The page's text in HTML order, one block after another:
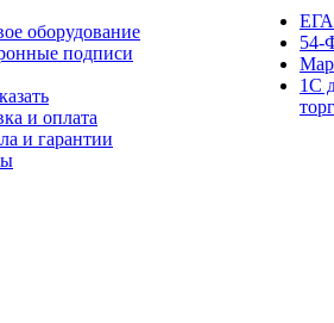
оборудование
подписи
и оплата
и гарантии
54-
1С